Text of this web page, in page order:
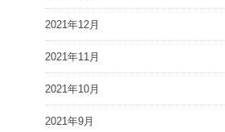
2021年12月
2021年11月
2021年10月
2021年9月